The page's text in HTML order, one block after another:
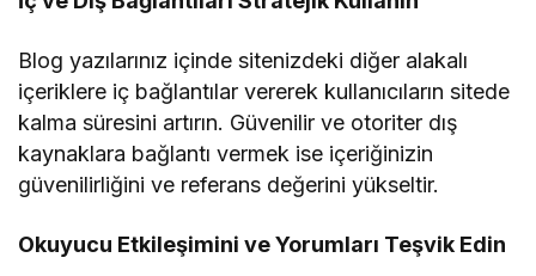
Blog yazılarınız içinde sitenizdeki diğer alakalı
içeriklere iç bağlantılar vererek kullanıcıların sitede
kalma süresini artırın. Güvenilir ve otoriter dış
kaynaklara bağlantı vermek ise içeriğinizin
güvenilirliğini ve referans değerini yükseltir.
Okuyucu Etkileşimini ve Yorumları Teşvik Edin